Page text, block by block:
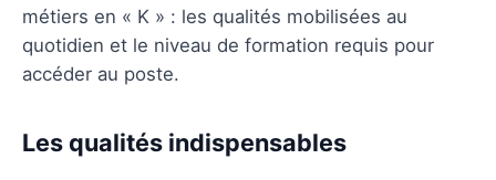
métiers en « K » : les qualités mobilisées au
quotidien et le niveau de formation requis pour
accéder au poste.
Les qualités indispensables